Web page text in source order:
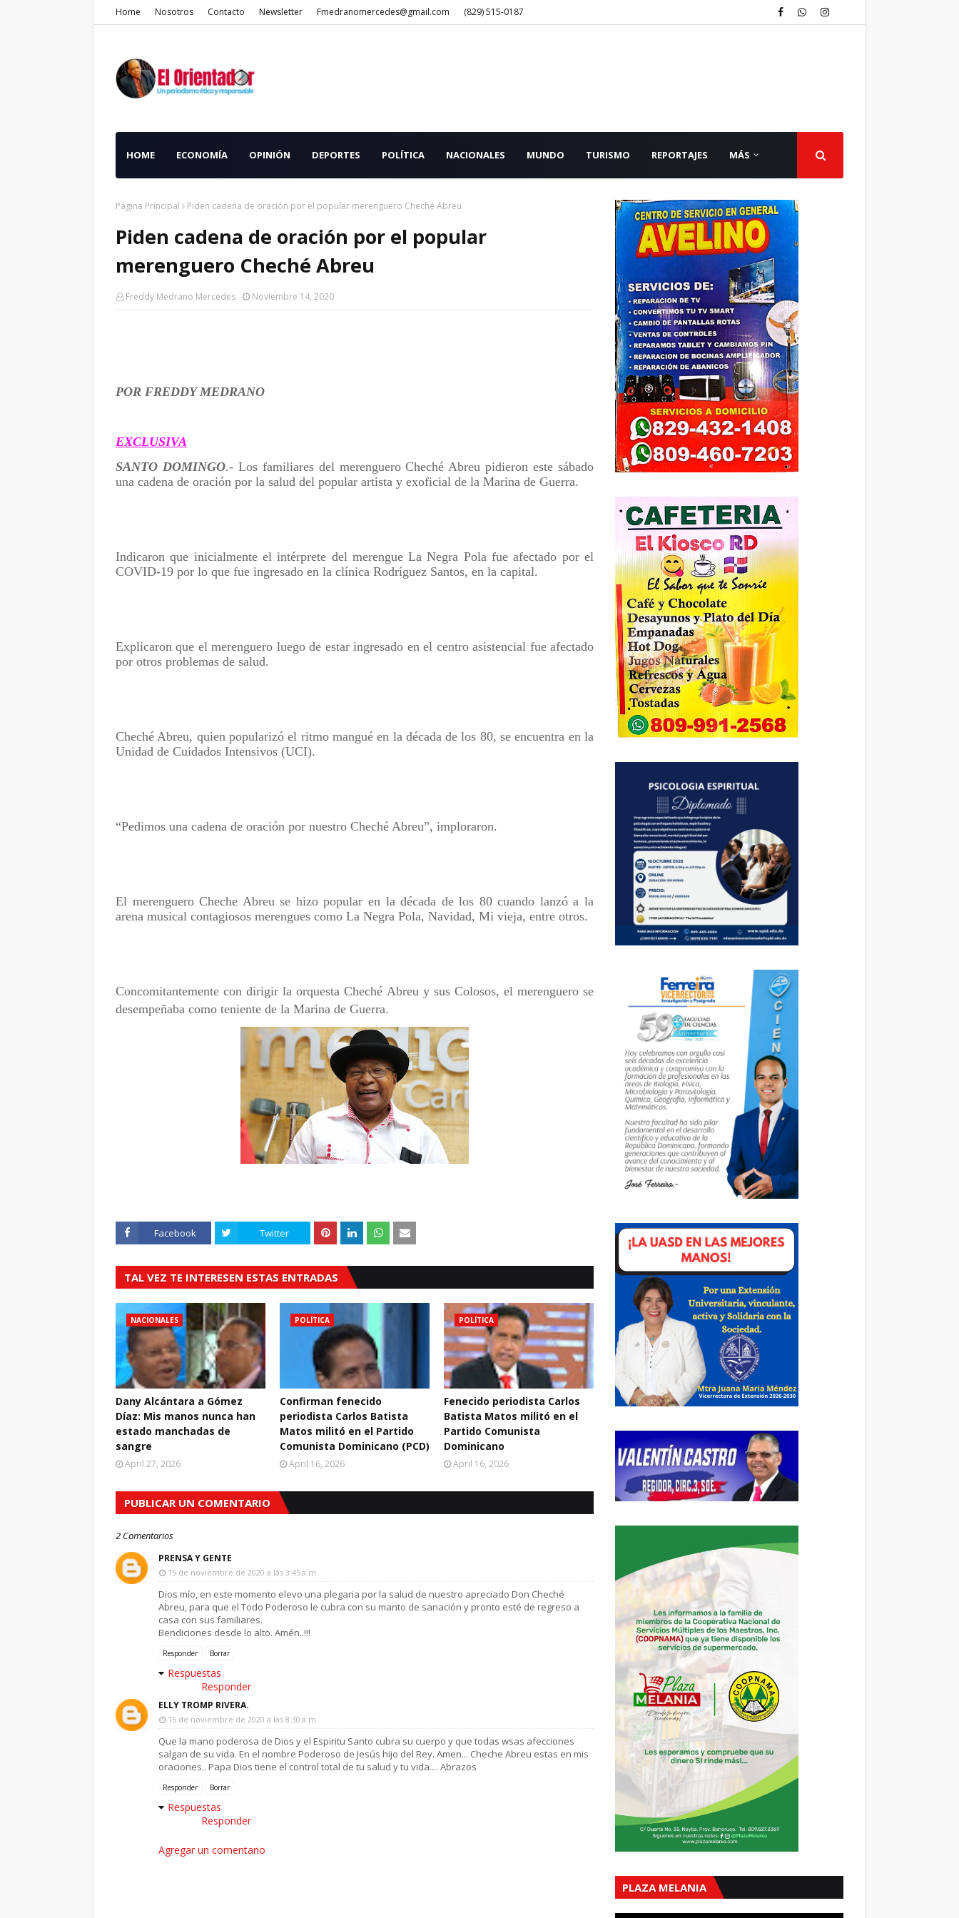
Home Nosotros Contacto Newsletter Fmedranomercedes@gmail.com (829) 515-0187
HOME ECONOMÍA OPINIÓN DEPORTES POLÍTICA NACIONALES MUNDO TURISMO REPORTAJES MÁS
Página Principal Piden cadena de oración por el popular merenguero Cheché Abreu
Piden cadena de oración por el popular
merenguero Cheché Abreu
Freddy Medrano Mercedes Noviembre 14, 2020
POR FREDDY MEDRANO
EXCLUSIVA
SANTO DOMINGO.- Los familiares del merenguero Cheché Abreu pidieron este sábado
una cadena de oración por la salud del popular artista y exoficial de la Marina de Guerra.
Indicaron que inicialmente el intérprete del merengue La Negra Pola fue afectado por el
COVID-19 por lo que fue ingresado en la clínica Rodríguez Santos, en la capital.
Explicaron que el merenguero luego de estar ingresado en el centro asistencial fue afectado
por otros problemas de salud.
Cheché Abreu, quien popularizó el ritmo mangué en la década de los 80, se encuentra en la
Unidad de Cuidados Intensivos (UCI).
“Pedimos una cadena de oración por nuestro Cheché Abreu”, imploraron.
El merenguero Cheche Abreu se hizo popular en la década de los 80 cuando lanzó a la
arena musical contagiosos merengues como La Negra Pola, Navidad, Mi vieja, entre otros.
Concomitantemente con dirigir la orquesta Cheché Abreu y sus Colosos, el merenguero se
desempeñaba como teniente de la Marina de Guerra.
Facebook Twitter
TAL VEZ TE INTERESEN ESTAS ENTRADAS
NACIONALES
Dany Alcántara a Gómez
Díaz: Mis manos nunca han
estado manchadas de
sangre
April 27, 2026
POLÍTICA
Confirman fenecido
periodista Carlos Batista
Matos militó en el Partido
Comunista Dominicano (PCD)
April 16, 2026
POLÍTICA
Fenecido periodista Carlos
Batista Matos militó en el
Partido Comunista
Dominicano
April 16, 2026
PUBLICAR UN COMENTARIO
2 Comentarios
PRENSA Y GENTE
15 de noviembre de 2020 a las 3:45 a.m.
Dios mío, en este momento elevo una plegaria por la salud de nuestro apreciado Don Cheché
Abreu, para que el Todo Poderoso le cubra con su manto de sanación y pronto esté de regreso a
casa con sus familiares.
Bendiciones desde lo alto. Amén..!!!
Responder Borrar
Respuestas
Responder
ELLY TROMP RIVERA.
15 de noviembre de 2020 a las 8:30 a.m.
Que la mano poderosa de Dios y el Espiritu Santo cubra su cuerpo y que todas wsas afecciones
salgan de su vida. En el nombre Poderoso de Jesús hijo del Rey. Amen... Cheche Abreu estas en mis
oraciones.. Papa Dios tiene el control total de tu salud y tu vida.... Abrazos
Responder Borrar
Respuestas
Responder
Agregar un comentario
PLAZA MELANIA